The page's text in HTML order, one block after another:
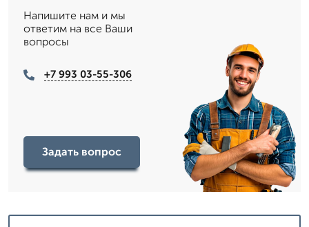
Напишите нам и мы
ответим на все Ваши
вопросы
+7 993 03-55-306
Задать вопрос